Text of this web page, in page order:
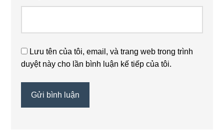
Lưu tên của tôi, email, và trang web trong trình
duyệt này cho lần bình luận kế tiếp của tôi.